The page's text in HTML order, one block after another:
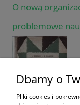
O nową
problemowe
Dbamy o
Pliki cookies i